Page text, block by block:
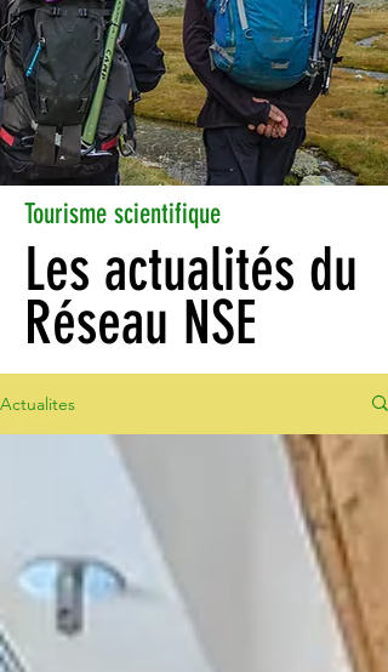
Tourisme scientifique
Les actualités du
Réseau NSE
Actualites